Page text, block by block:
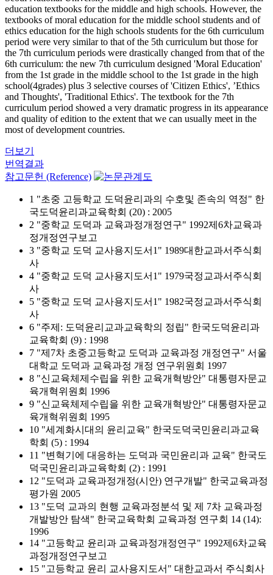
education textbooks for the middle and high schools. However, the
textbooks of moral education for the middle school students and of
ethics education for the high schools students for the 6th curriculum
period were very similar to that of the 5th curriculum but those for
the 7th curriculum periods were drastically changed from that of the
6th curriculum: the new 7th curriculum designed 'Moral Education'
from the 1st grade in the middle school to the 1st grade in the high
school(4grades) plus 3 selective courses of 'Citizen Ethics', ’Ethics
and Thoughts', 'Traditional Ethics'. The textbook for the 7th
curriculum period showed a very dramatic progress in its appearance
and quality of edition to the extent that we can usually meet in the
most of development countries.
더보기
번역결과
참고문헌 (Reference)
1 "초중 고등학교 도덕윤리과의 수호및 존속의 역정" 한
국도덕윤리과교육학회 (20) : 2005
2 "중학교 도덕과 교육과정개정연구" 1992제6차교육과
정개정연구보고
3 "중학교 도덕 교사용지도서1" 1989대한교과서주식회
사
4 "중학교 도덕 교사용지도서1" 1979국정교과서주식회
사
5 "중학교 도덕 교사용지도서1" 1982국정교과서주식회
사
6 "주제: 도덕윤리교과교육학의 정립" 한국도덕윤리과
교육학회 (9) : 1998
7 "제7차 초중고등학교 도덕과 교육과정 개정연구" 서울
대학교 도덕과 교육과정 개정 연구위원회 1997
8 "신교육체제수립을 위한 교육개혁방안" 대통령자문교
육개혁위원회 1996
9 "신교육체제수립을 위한 교육개혁방안" 대통령자문교
육개혁위원회 1995
10 "세계화시대의 윤리교육" 한국도덕국민윤리과교육
학회 (5) : 1994
11 "변혁기에 대응하는 도덕과 국민윤리과 교육" 한국도
덕국민윤리과교육학회 (2) : 1991
12 "도덕과 교육과정개정(시안) 연구개발" 한국교육과정
평가원 2005
13 "도덕 교과의 현행 교육과정분석 및 제 7차 교육과정
개발방안 탐색" 한국교육학회 교육과정 연구회 14 (14):
1996
14 "고등학교 윤리과 교육과정개정연구" 1992제6차교육
과정개정연구보고
15 "고등학교 윤리 교사용지도서" 대한교과서 주식회사